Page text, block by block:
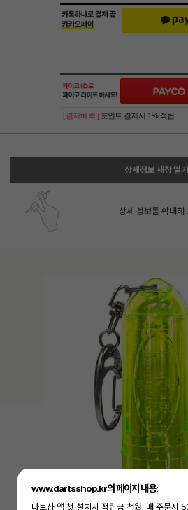
페이코 ID로 페
PAYCO
[ 결제혜택 ] 포인트 결제시 1% 적립!
상세정보 새창 열기
상세 정보를 확대해
www.dartsshop.kr의 페이지 내용:
다트샵 앱 첫 설치시 적립금 천원, 매 주문시